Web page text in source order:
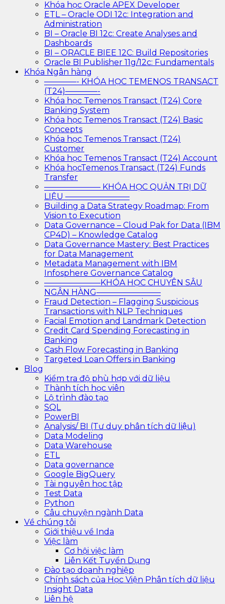
Khóa học Oracle APEX Developer
ETL – Oracle ODI 12c: Integration and
Administration
BI – Oracle BI 12c: Create Analyses and
Dashboards
BI – ORACLE BIEE 12C: Build Repositories
Oracle BI Publisher 11g/12c: Fundamentals
Khóa Ngân hàng
————- KHÓA HỌC TEMENOS TRANSACT
(T24)————-
Khóa học Temenos Transact (T24) Core
Banking System
Khóa học Temenos Transact (T24) Basic
Concepts
Khóa học Temenos Transact (T24)
Customer
Khóa học Temenos Transact (T24) Account
Khóa họcTemenos Transact (T24) Funds
Transfer
——————— KHÓA HỌC QUẢN TRỊ DỮ
LIỆU ————————
Building a Data Strategy Roadmap: From
Vision to Execution
Data Governance – Cloud Pak for Data (IBM
CP4D) – Knowledge Catalog
Data Governance Mastery: Best Practices
for Data Management
Metadata Management with IBM
Infosphere Governance Catalog
———————KHÓA HỌC CHUYÊN SÂU
NGÂN HÀNG————————
Fraud Detection – Flagging Suspicious
Transactions with NLP Techniques
Facial Emotion and Landmark Detection
Credit Card Spending Forecasting in
Banking
Cash Flow Forecasting in Banking
Targeted Loan Offers in Banking
Blog
Kiểm tra độ phù hợp với dữ liệu
Thành tích học viên
Lộ trình đào tạo
SQL
PowerBI
Analysis/ BI (Tư duy phân tích dữ liệu)
Data Modeling
Data Warehouse
ETL
Data governance
Google BigQuery
Tài nguyên học tập
Test Data
Python
Câu chuyện ngành Data
Về chúng tôi
Giới thiệu về Inda
Việc làm
Cơ hội việc làm
Liên Kết Tuyển Dụng
Đào tạo doanh nghiệp
Chính sách của Học Viện Phân tích dữ liệu
Insight Data
Liên hệ